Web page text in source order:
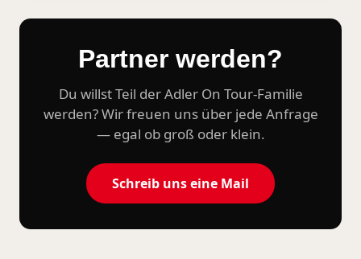
Partner werden?
Du willst Teil der Adler On Tour-Familie
werden? Wir freuen uns über jede Anfrage
— egal ob groß oder klein.
Schreib uns eine Mail